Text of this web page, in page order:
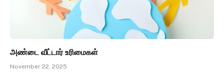
அண்டை வீட்டார் உரிமைகள்
November 22, 2025